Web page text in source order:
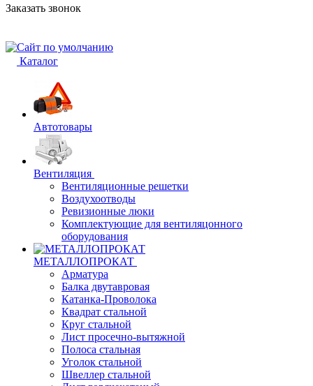
Заказать звонок
Каталог
Автотовары
Вентиляция
Вентиляционные решетки
Воздухоотводы
Ревизионные люки
Комплектующие для вентиляцонного
оборудования
МЕТАЛЛОПРОКАТ
Арматура
Балка двутавровая
Катанка-Проволока
Квадрат стальной
Круг стальной
Лист просечно-вытяжной
Полоса стальная
Уголок стальной
Швеллер стальной